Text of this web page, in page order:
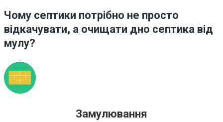
Чому септики потрібно не просто
відкачувати, а очищати дно септика від
мулу?
Замулювання